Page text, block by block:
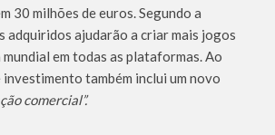
30 milhões de euros. Segundo a
adquiridos ajudarão a criar mais jogos
em todas as plataformas. Ao
investimento também inclui um novo
comercial”.